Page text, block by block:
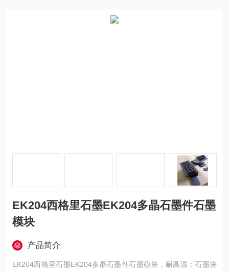
EK204西格里石墨EK204多晶石墨件石墨
模块
产品简介
EK204西格里石墨EK204多晶石墨件石墨模块，耐高温：石墨块